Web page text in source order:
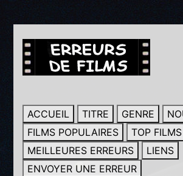
ACCUEIL TITRE GENRE
FILMS POPULAIRES
TOP FILMS
MEILLEURES ERREURS
LIENS
ENVOYER UNE ERREUR